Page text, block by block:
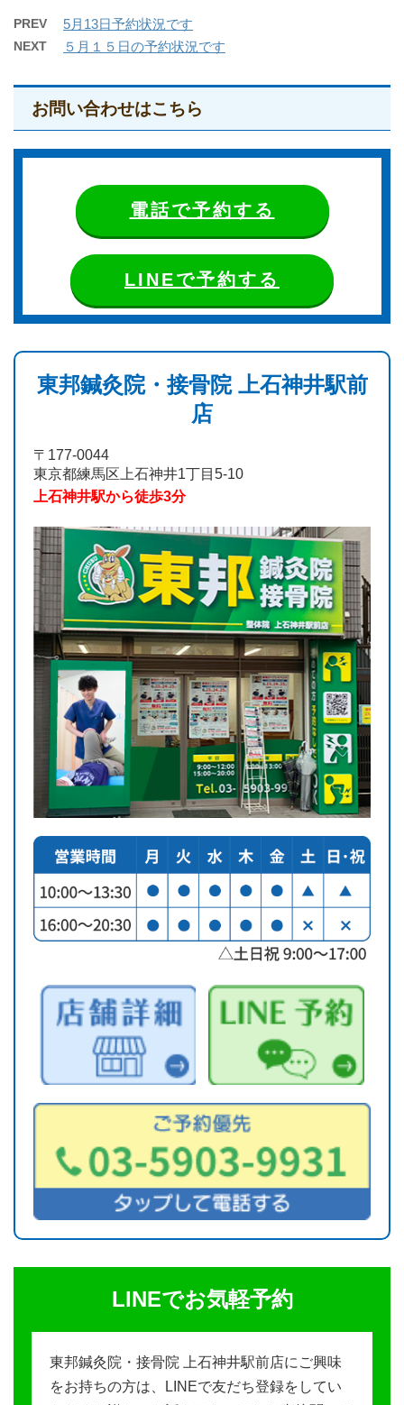
PREV 5月13日予約状況です
NEXT ５月１５日の予約状況です
お問い合わせはこちら
電話で予約する
LINEで予約する
東邦鍼灸院・接骨院 上石神井駅前
店
〒177-0044
東京都練馬区上石神井1丁目5-10
上石神井駅から徒歩3分
LINEでお気軽予約
東邦鍼灸院・接骨院 上石神井駅前店にご興味
をお持ちの方は、LINEで友だち登録をしてい